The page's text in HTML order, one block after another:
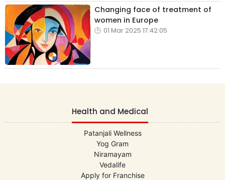
Changing face of treatment of
women in Europe
01 Mar 2025 17:42:05
Health and Medical
Patanjali Wellness
Yog Gram
Niramayam
Vedalife
Apply for Franchise